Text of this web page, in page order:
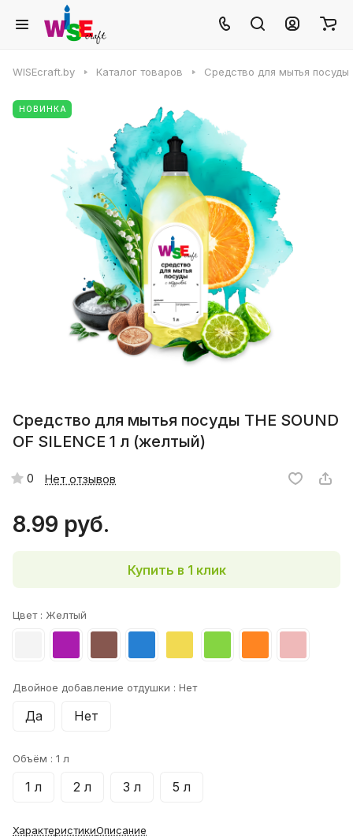
WISEcraft.by Каталог товаров Средство для мытья посуды
НОВИНКА
Средство для мытья посуды THE SOUND
OF SILENCE 1 л (желтый)
0 Нет отзывов
8.99 руб.
Купить в 1 клик
Цвет : Желтый
Двойное добавление отдушки : Нет
Да Нет
Объём : 1 л
1 л 2 л 3 л 5 л
ХарактеристикиОписание